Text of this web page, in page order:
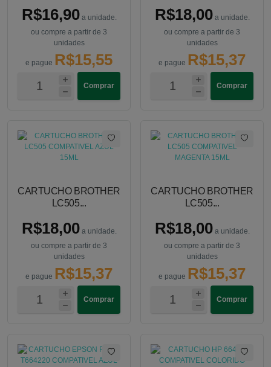
R$16,90a unidade.
ou compre a partir de 3
unidades
e pague R$15,55
Comprar
R$18,00a unidade.
ou compre a partir de 3
unidades
e pague R$15,37
Comprar
CARTUCHO BROTHER
LC505...
R$18,00a unidade.
ou compre a partir de 3
unidades
e pague R$15,37
Comprar
CARTUCHO BROTHER
LC505...
R$18,00a unidade.
ou compre a partir de 3
unidades
e pague R$15,37
Comprar